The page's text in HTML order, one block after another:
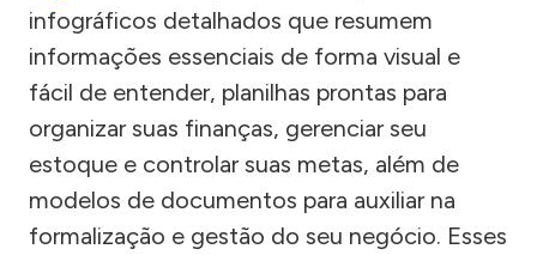
infográficos detalhados que resumem
informações essenciais de forma visual e
fácil de entender, planilhas prontas para
organizar suas finanças, gerenciar seu
estoque e controlar suas metas, além de
modelos de documentos para auxiliar na
formalização e gestão do seu negócio. Esses